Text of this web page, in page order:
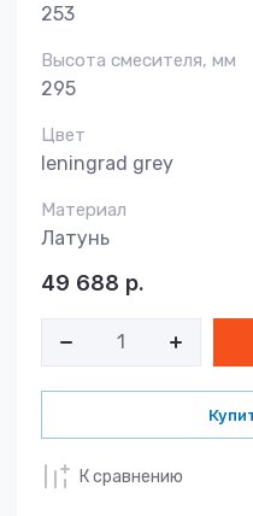
253
Высота смесителя, мм
295
Цвет
leningrad grey
Материал
Латунь
49 688 р.
К сравнению